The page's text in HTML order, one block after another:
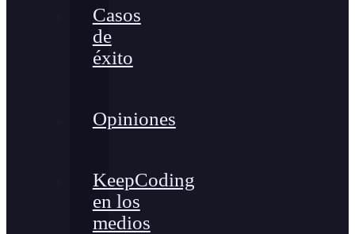
Casos
de
éxito
Opiniones
KeepCoding
en los
medios